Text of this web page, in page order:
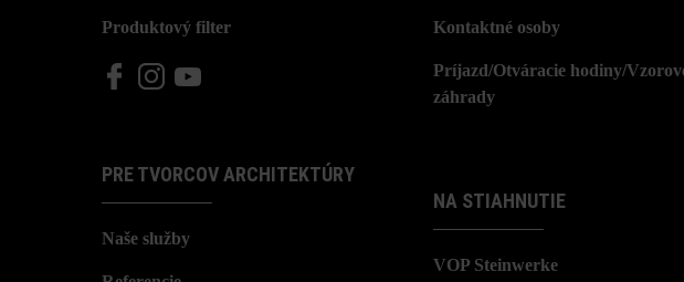
Produktový filter
PRE TVORCOV ARCHITEKTÚRY
Naše služby
Kontaktné osoby
Príjazd/Otváracie hodiny/
záhrady
NA STIAHNUTIE
VOP Steinwerke